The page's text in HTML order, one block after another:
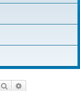
Suche